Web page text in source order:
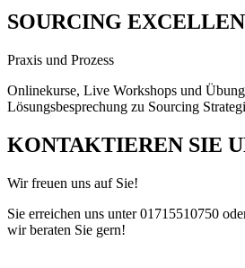
SOURCING
Praxis und Prozess
Onlinekurse, Live Workshops und
Lösungsbesprechung zu Sourcing
KONTAKTIEREN SIE
Wir freuen uns auf Sie!
Sie erreichen uns unter 01715510750
wir beraten Sie gern!